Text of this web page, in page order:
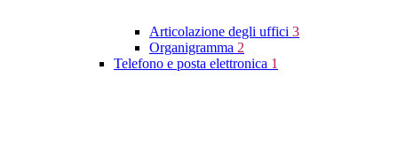
Articolazione degli uffici 3
Organigramma 2
Telefono e posta elettronica 1